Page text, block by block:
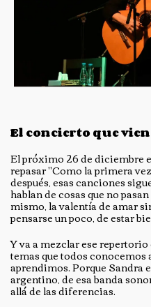
El concierto que
El próximo 26 de diciembre
repasar "Como la primera
después, esas canciones
hablan de cosas que no
mismo, la valentía de amar
pensarse un poco, de estar
Y va a mezclar ese
temas que todos conocemos
aprendimos. Porque Sandra
argentino, de esa banda
allá de las diferencias.